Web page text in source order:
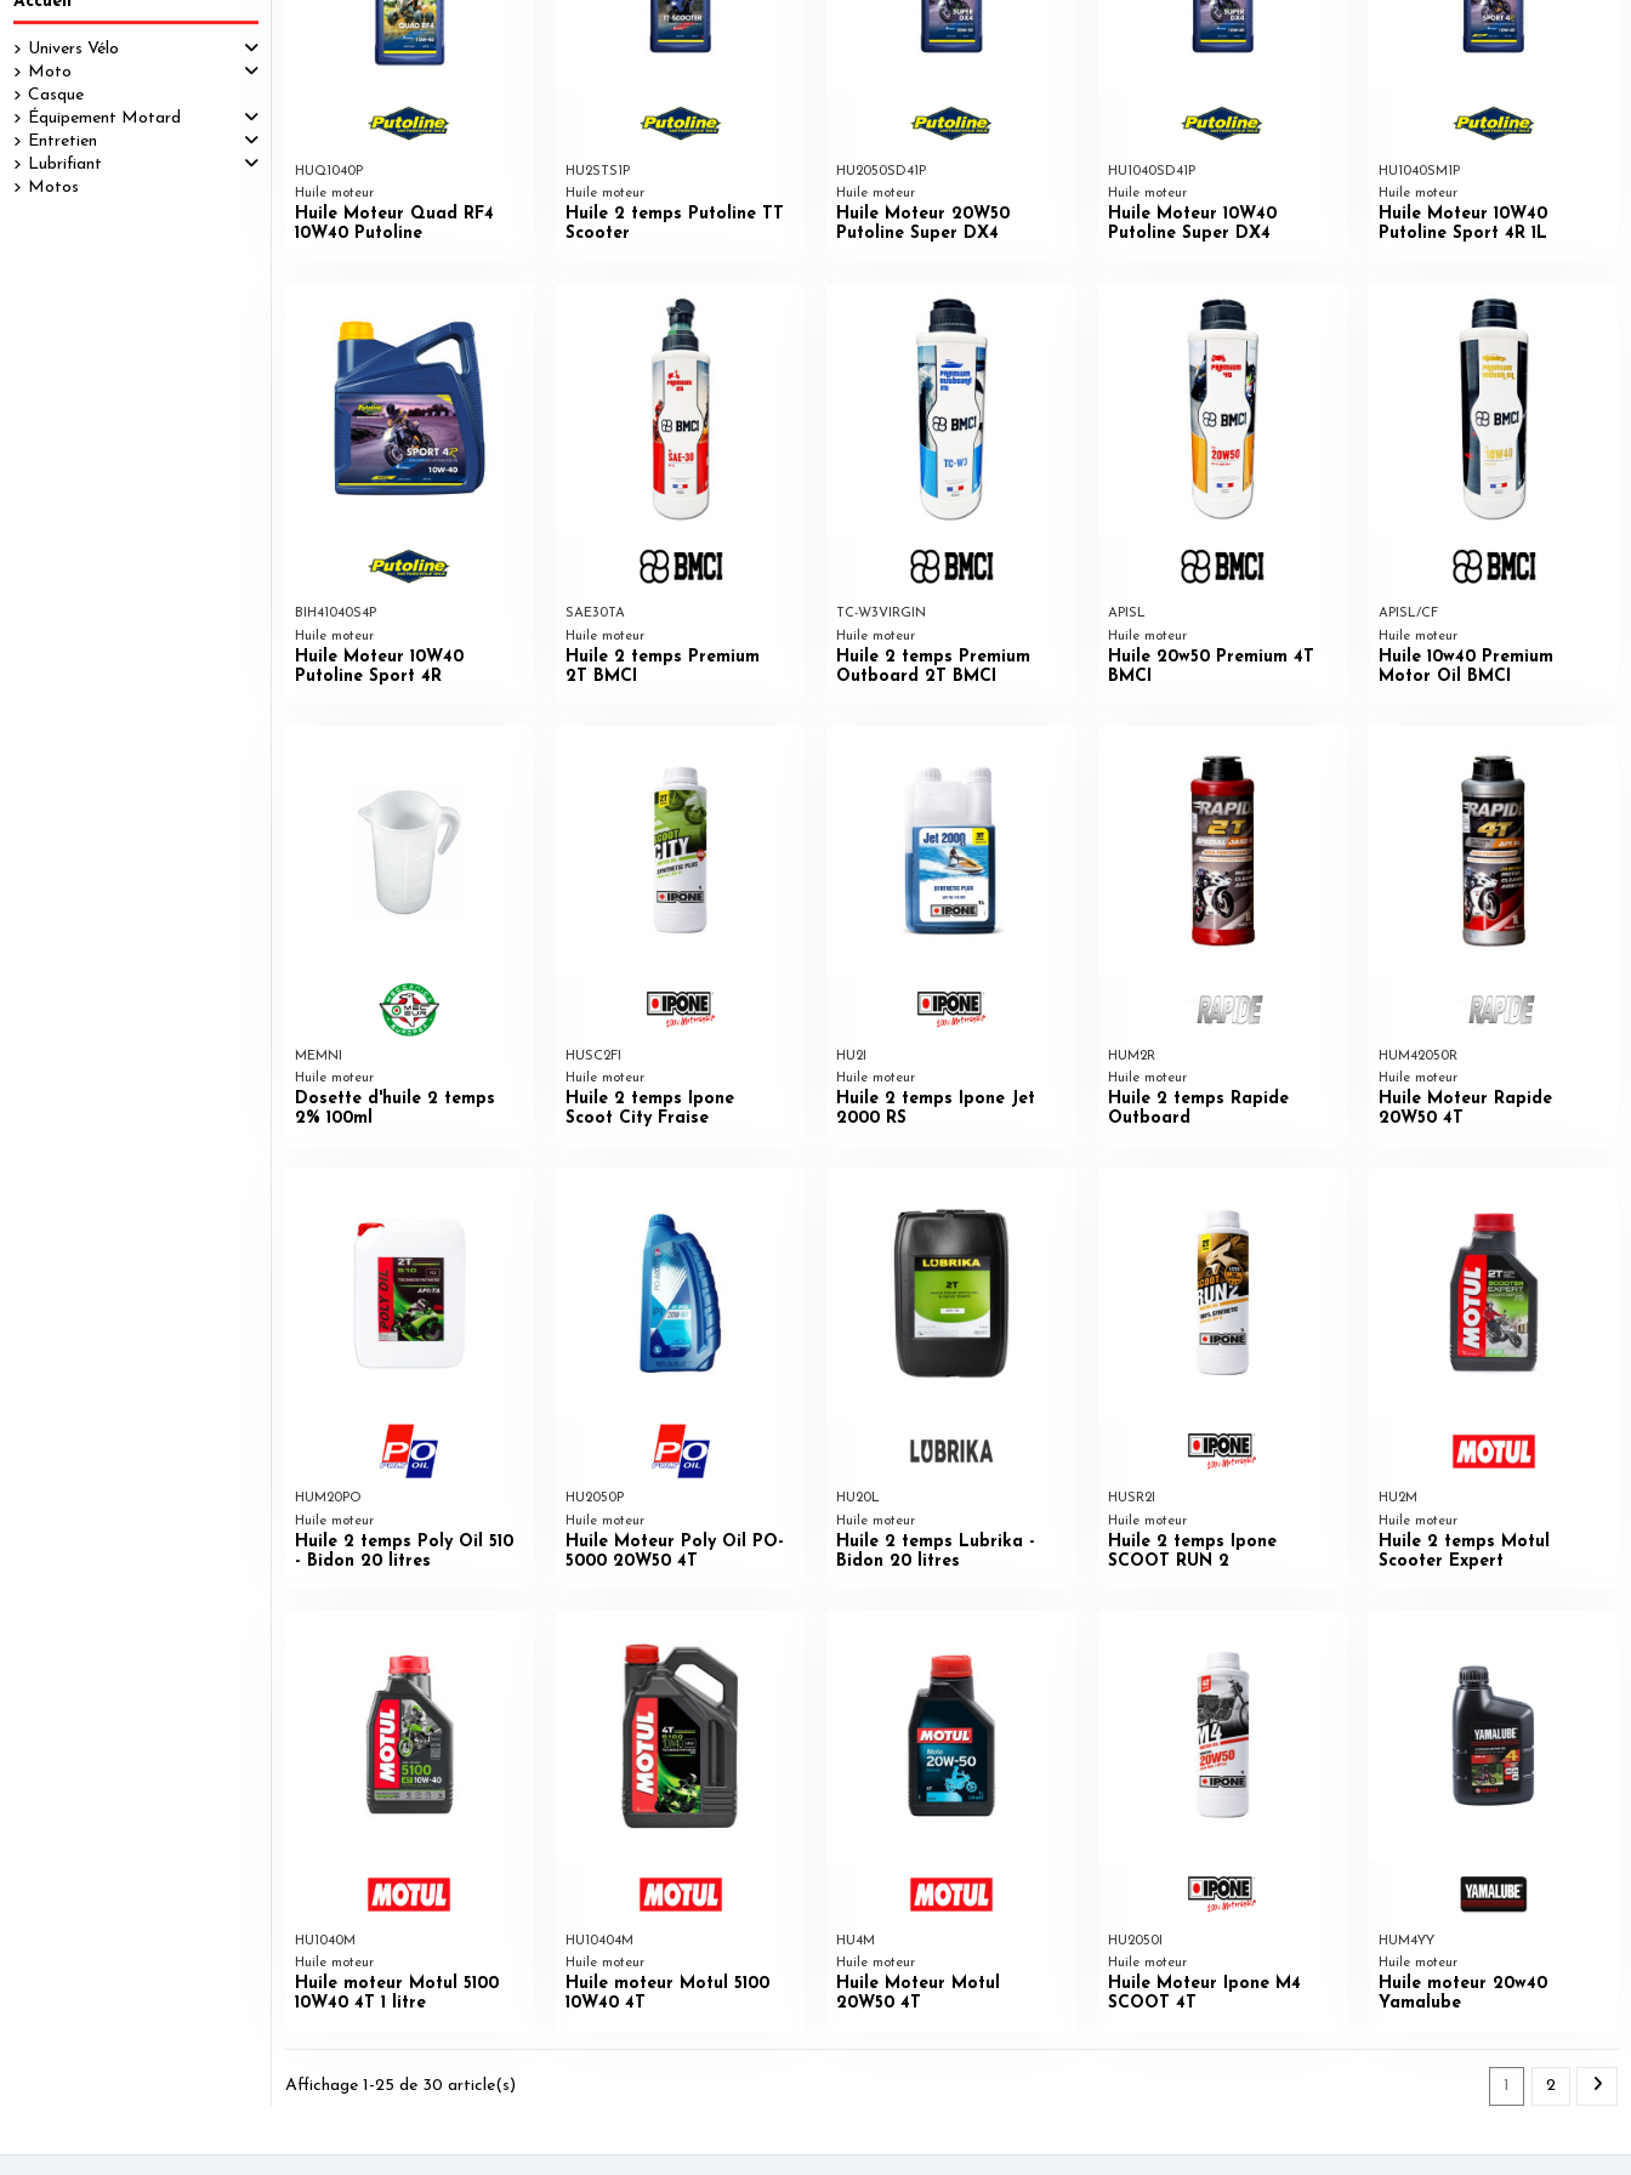
HUQ1040P
Huile moteur
Huile Moteur Quad RF4
10W40 Putoline
HU2STS1P
Huile moteur
Huile 2 temps Putoline TT
Scooter
HU2050SD41P
Huile moteur
Huile Moteur 20W50
Putoline Super DX4
HU1040SD41P
Huile moteur
Huile Moteur 10W40
Putoline Super DX4
HU1040SM1P
Huile moteur
Huile Moteur 10W40
Putoline Sport 4R 1L
BIH41040S4P
Huile moteur
Huile Moteur 10W40
Putoline Sport 4R
SAE30TA
Huile moteur
Huile 2 temps Premium
2T BMCI
TC-W3VIRGIN
Huile moteur
Huile 2 temps Premium
Outboard 2T BMCI
APISL
Huile moteur
Huile 20w50 Premium 4T
BMCI
APISL/CF
Huile moteur
Huile 10w40 Premium
Motor Oil BMCI
MEMNI
Huile moteur
Dosette d'huile 2 temps
2% 100ml
HUSC2FI
Huile moteur
Huile 2 temps Ipone
Scoot City Fraise
HU2I
Huile moteur
Huile 2 temps Ipone Jet
2000 RS
HUM2R
Huile moteur
Huile 2 temps Rapide
Outboard
HUM42050R
Huile moteur
Huile Moteur Rapide
20W50 4T
HUM20PO
Huile moteur
Huile 2 temps Poly Oil 510
- Bidon 20 litres
HU2050P
Huile moteur
Huile Moteur Poly Oil PO-
5000 20W50 4T
HU20L
Huile moteur
Huile 2 temps Lubrika -
Bidon 20 litres
HUSR2I
Huile moteur
Huile 2 temps Ipone
SCOOT RUN 2
HU2M
Huile moteur
Huile 2 temps Motul
Scooter Expert
HU1040M
Huile moteur
Huile moteur Motul 5100
10W40 4T 1 litre
HU10404M
Huile moteur
Huile moteur Motul 5100
10W40 4T
HU4M
Huile moteur
Huile Moteur Motul
20W50 4T
HU2050I
Huile moteur
Huile Moteur Ipone M4
SCOOT 4T
HUM4YY
Huile moteur
Huile moteur 20w40
Yamalube
Affichage 1-25 de 30 article(s) 1 2
Univers Vélo
Moto
Casque
Équipement Motard
Entretien
Lubrifiant
Motos